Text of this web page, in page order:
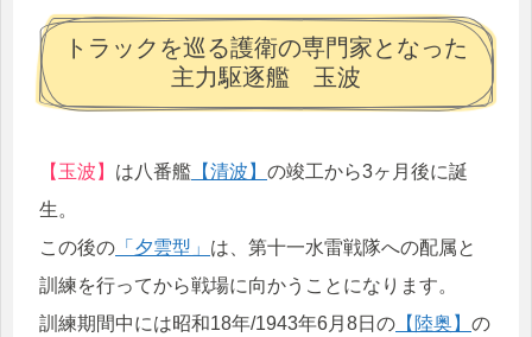
トラックを巡る護衛の専門家となった
主力駆逐艦 玉波
【玉波】 は八番艦 【清波】 の竣工から3ヶ月後に誕
生。
この後の 「夕雲型」 は、第十一水雷戦隊への配属と
訓練を行ってから戦場に向かうことになります。
訓練期間中には昭和18年/1943年6月8日の 【陸奥】 の